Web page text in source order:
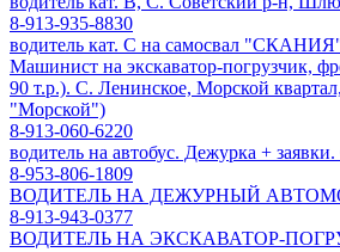
8-913-935-8830
водитель кат. С на самосвал "СКАНИЯ"
Машинист на экскаватор-погрузчик,
90 т.р.). С. Ленинское, Морской
"Морской")
8-913-060-6220
водитель на автобус. Дежурка +
8-953-806-1809
ВОДИТЕЛЬ НА ДЕЖУРНЫЙ
8-913-943-0377
ВОДИТЕЛЬ НА ЭКСКАВАТОР-